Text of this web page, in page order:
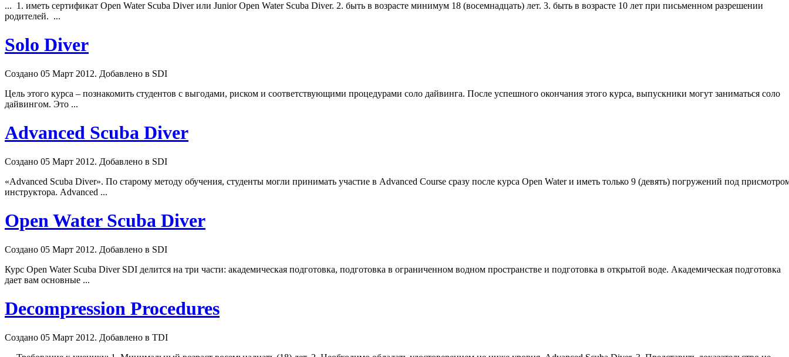
... 1. иметь сертификат Open Water Scuba Diver или Junior Open Water Scuba Diver. 2. быть в возрасте минимум 18 (восемнадцать) лет. 3. быть в возрасте 10 лет при письменном разрешении
родителей. ...
Solo Diver
Создано 05 Март 2012. Добавлено в SDI
Цель этого курса – познакомить студентов с выгодами, риском и соответствующими процедурами соло дайвинга. После успешного окончания этого курса, выпускники могут заниматься соло
дайвингом. Это ...
Advanced Scuba Diver
Создано 05 Март 2012. Добавлено в SDI
«Advanced Scuba Diver». По старому методу обучения, студенты могли принимать участие в Advanced Course сразу после курса Open Water и иметь только 9 (девять) погружений под
инструктора. Advanced ...
Open Water Scuba Diver
Создано 05 Март 2012. Добавлено в SDI
Курс Open Water Scuba Diver SDI делится на три части: академическая подготовка, подготовка в ограниченном водном пространстве и подготовка в открытой воде. Академическая подготовка
дает вам основные ...
Decompression Procedures
Создано 05 Март 2012. Добавлено в TDI